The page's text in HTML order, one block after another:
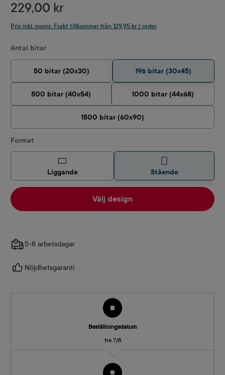
229,00 kr
Pris inkl. moms. Frakt tillkommer från 129,95 kr / order
Välj
Antal bitar
50 bitar (20x30) 196 bitar (30x45)
500 bitar (40x54) 1000 bitar (44x68)
1500 bitar (60x90)
Välj
Format
Liggande Stående
Välj design
5-8 arbetsdagar
Nöjdhetsgaranti
Beställningsdatum
fre 7/8